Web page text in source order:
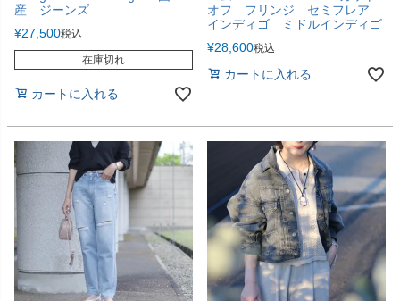
産 ジーンズ
¥27,500税込
在庫切れ
カートに入れる
オフ フリンジ セミフレア
インディゴ ミドルインディゴ
¥28,600税込
カートに入れる